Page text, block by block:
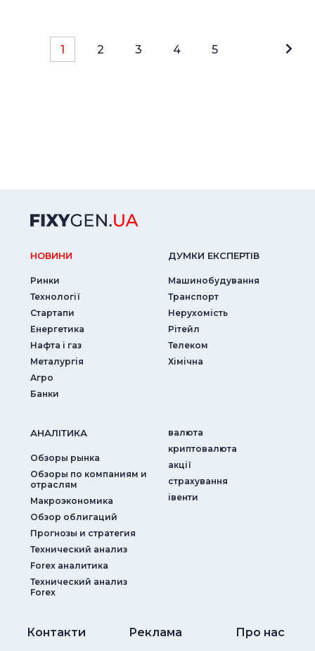
1 2 3 4 5
НОВИНИ
Ринки
Технології
Стартапи
Енергетика
Нафта і газ
Металургія
Агро
Банки
ДУМКИ ЕКСПЕРТIВ
Машинобудування
Транспорт
Нерухомість
Рітейл
Телеком
Хімічна
АНАЛIТИКА
Обзоры рынка
Обзоры по компаниям и
отраслям
Макроэкономика
Обзор облигаций
Прогнозы и стратегия
Технический анализ
Forex аналитика
Технический анализ
Forex
валюта
криптовалюта
акції
страхування
iвенти
Контакти Реклама Про нас